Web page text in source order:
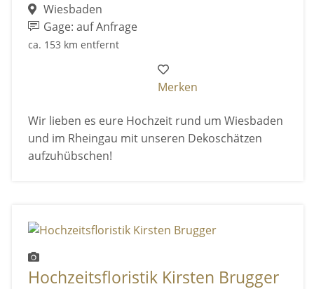
Wiesbaden
Gage: auf Anfrage
ca. 153 km entfernt
Merken
Wir lieben es eure Hochzeit rund um Wiesbaden
und im Rheingau mit unseren Dekoschätzen
aufzuhübschen!
Hochzeitsfloristik Kirsten Brugger